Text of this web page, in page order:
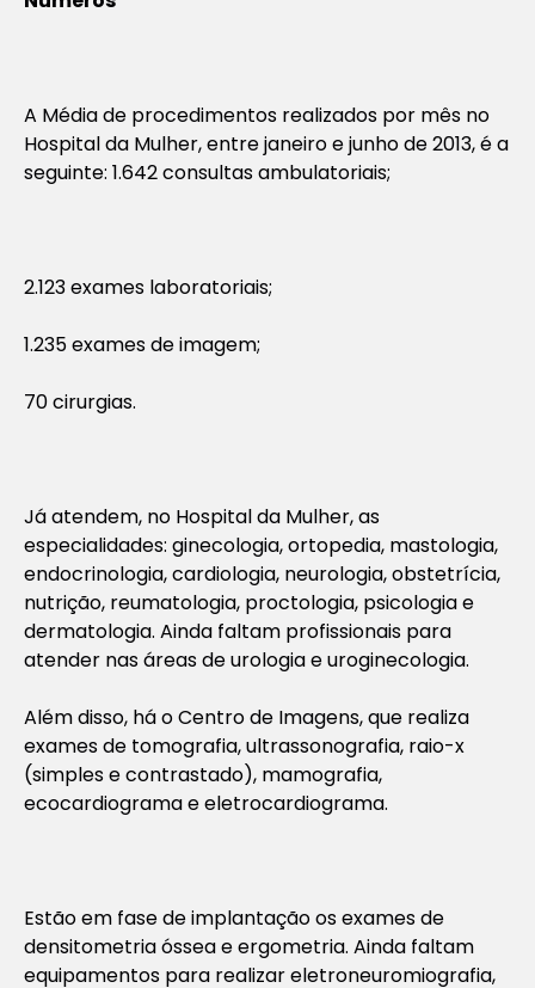
A Média de procedimentos realizados por mês no
Hospital da Mulher, entre janeiro e junho de 2013, é a
seguinte: 1.642 consultas ambulatoriais;
2.123 exames laboratoriais;
1.235 exames de imagem;
70 cirurgias.
Já atendem, no Hospital da Mulher, as
especialidades: ginecologia, ortopedia, mastologia,
endocrinologia, cardiologia, neurologia, obstetrícia,
nutrição, reumatologia, proctologia, psicologia e
dermatologia. Ainda faltam profissionais para
atender nas áreas de urologia e uroginecologia.
Além disso, há o Centro de Imagens, que realiza
exames de tomografia, ultrassonografia, raio-x
(simples e contrastado), mamografia,
ecocardiograma e eletrocardiograma.
Estão em fase de implantação os exames de
densitometria óssea e ergometria. Ainda faltam
equipamentos para realizar eletroneuromiografia,